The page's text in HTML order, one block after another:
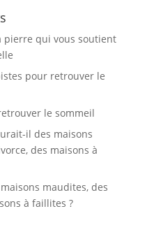
pierre qui vous soutient
pour retrouver le
le sommeil
il des maisons
des maisons à
maudites, des
à faillites ?